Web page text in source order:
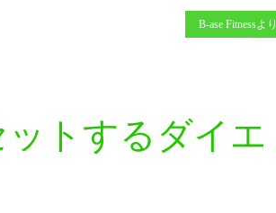
B-ase Fitnessより
トするダイエ